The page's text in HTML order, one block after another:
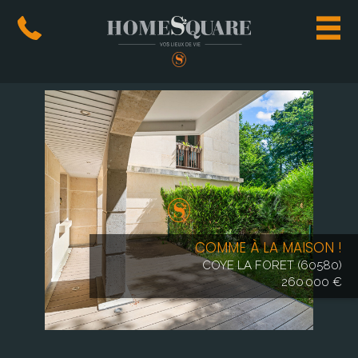
OUR CURRENT SELECTION
COMME À LA MAISON !
COYE LA FORET (60580)
260 000 €